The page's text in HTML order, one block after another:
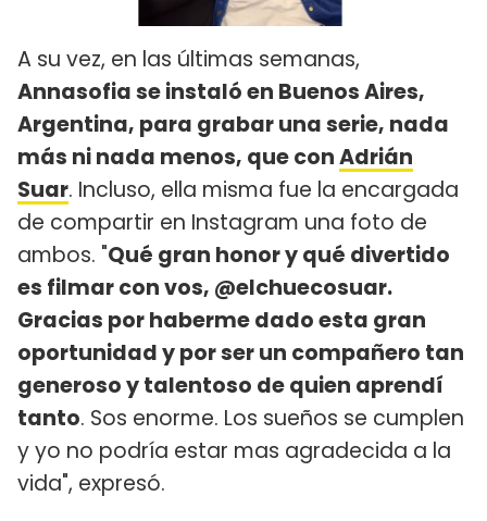
A su vez, en las últimas semanas,
Annasofia se instaló en Buenos Aires,
Argentina, para grabar una serie, nada
más ni nada menos, que conAdrián
Suar. Incluso, ella misma fue la encargada
de compartir en Instagram una foto de
ambos. "Qué gran honor y qué divertido
es filmar con vos, @elchuecosuar.
Gracias por haberme dado esta gran
oportunidad y por ser un compañero tan
generoso y talentoso de quien aprendí
tanto. Sos enorme. Los sueños se cumplen
y yo no podría estar mas agradecida a la
vida", expresó.